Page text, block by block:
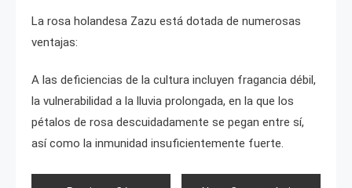
La rosa holandesa Zazu está dotada de numerosas
ventajas:
A las deficiencias de la cultura incluyen fragancia débil,
la vulnerabilidad a la lluvia prolongada, en la que los
pétalos de rosa descuidadamente se pegan entre sí,
así como la inmunidad insuficientemente fuerte.